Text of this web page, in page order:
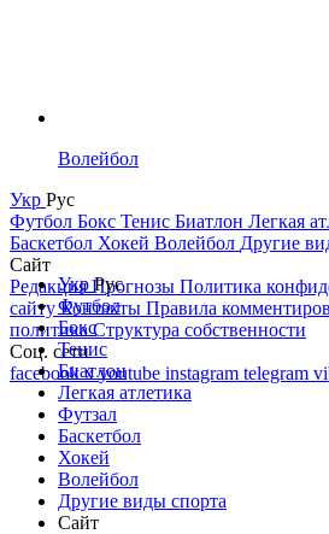
Волейбол
Укр Рус
Футбол Бокс Тенис Биатлон Легкая
Баскетбол Хокей Волейбол Другие
Сайт
РедакцияПрогнозы Политика
сайтуКонтакты Правила
политикаСтруктура собственности
Соц. сети
facebookxyoutube instagram telegram
УкрРус
Футбол
Бокс
Тенис
Биатлон
Легкая атлетика
Футзал
Баскетбол
Хокей
Волейбол
Другие виды спорта
Сайт